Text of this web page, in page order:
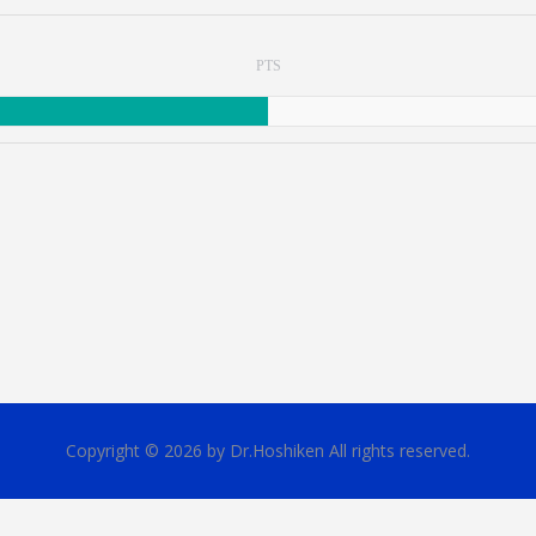
PTS
Copyright © 2026 by Dr.Hoshiken All rights reserved.